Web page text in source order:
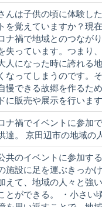
んは子供の頃に体験し
を覚えていますか？現
ナ禍で地域とのつなが
失っています。つまり
人になった時に誇れる
なってしまうのです。
慢できる故郷を作るた
に販売や展示を行います
ナ禍でイベントに参加
達。 京田辺市の地域の
共のイベントに参加す
施設に足を運ぶきっか
えて、地域の人々と強
とができる。 ・小さい